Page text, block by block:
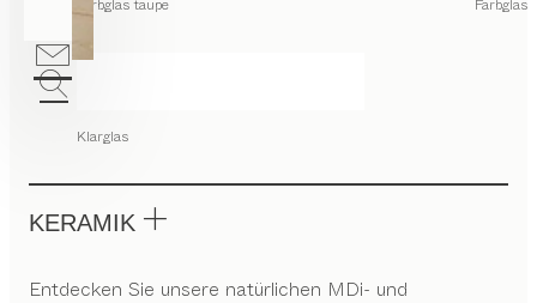
Farbglas taupe Farbglas
Klarglas
KERAMIK
Entdecken Sie unsere natürlichen MDi- und